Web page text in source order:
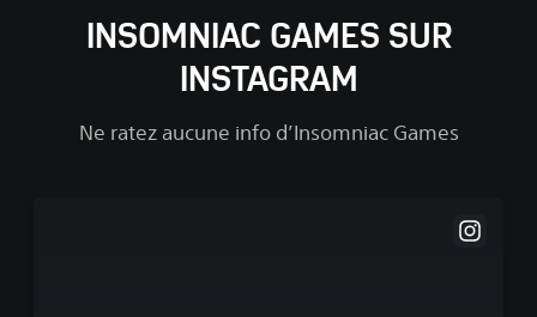
INSOMNIAC GAMES SUR
INSTAGRAM
Ne ratez aucune info d’Insomniac Games